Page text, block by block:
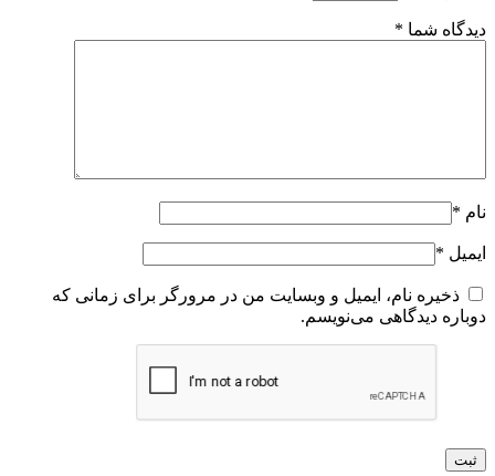
دیدگاه شما *
نام *
ایمیل *
ذخیره نام، ایمیل و وبسایت من در مرورگر برای زمانی که
دوباره دیدگاهی می‌نویسم.